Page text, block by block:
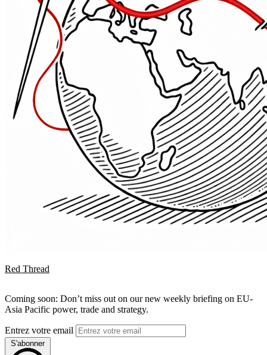
Red Thread
Coming soon: Don’t miss out on our new weekly briefing on EU-
Asia Pacific power, trade and strategy.
Entrez votre email
S'abonner